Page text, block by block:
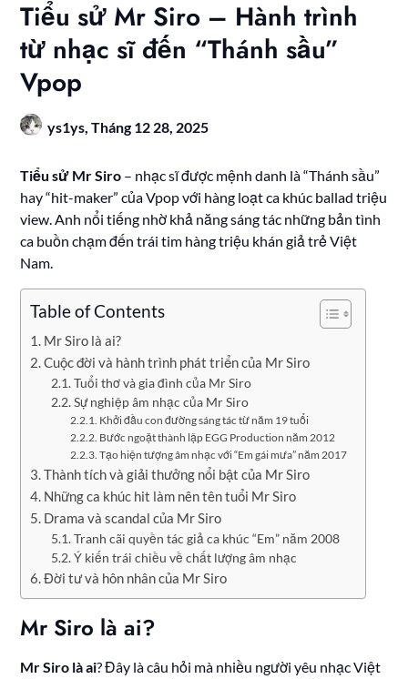
Tiểu sử Mr Siro – Hành trình
từ nhạc sĩ đến “Thánh sầu”
Vpop
ys1ys,Tháng 12 28, 2025
Tiểu sử Mr Siro – nhạc sĩ được mệnh danh là “Thánh sầu”
hay “hit-maker” của Vpop với hàng loạt ca khúc ballad triệu
view. Anh nổi tiếng nhờ khả năng sáng tác những bản tình
ca buồn chạm đến trái tim hàng triệu khán giả trẻ Việt
Nam.
Table of Contents
Mr Siro là ai?
Cuộc đời và hành trình phát triển của Mr Siro
Tuổi thơ và gia đình của Mr Siro
Sự nghiệp âm nhạc của Mr Siro
Khởi đầu con đường sáng tác từ năm 19 tuổi
Bước ngoặt thành lập EGG Production năm 2012
Tạo hiện tượng âm nhạc với “Em gái mưa” năm 2017
Thành tích và giải thưởng nổi bật của Mr Siro
Những ca khúc hit làm nên tên tuổi Mr Siro
Drama và scandal của Mr Siro
Tranh cãi quyền tác giả ca khúc “Em” năm 2008
Ý kiến trái chiều về chất lượng âm nhạc
Đời tư và hôn nhân của Mr Siro
Mr Siro là ai?
Mr Siro là ai? Đây là câu hỏi mà nhiều người yêu nhạc Việt